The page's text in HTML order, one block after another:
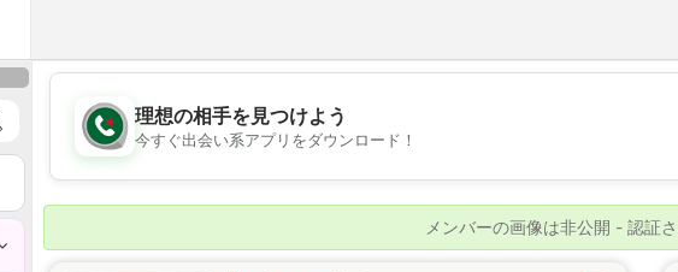
💖
理想の相手を見つけよう
今すぐ出会い系アプリをダウンロード！
メンバーの画像は非公開 - 認証